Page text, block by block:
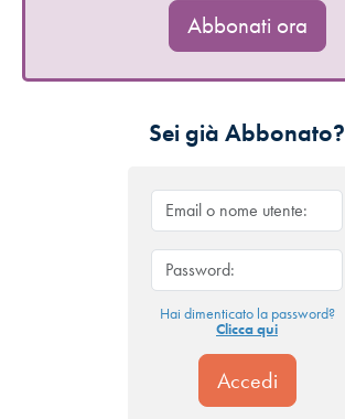
Abbonati ora
Sei già Abbonato?
Hai dimenticato la password?
Clicca qui